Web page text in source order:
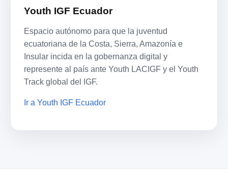
Youth IGF Ecuador
Espacio autónomo para que la juventud
ecuatoriana de la Costa, Sierra, Amazonía e
Insular incida en la gobernanza digital y
represente al país ante Youth LACIGF y el Youth
Track global del IGF.
Ir a Youth IGF Ecuador